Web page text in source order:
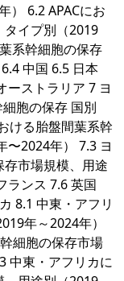
） 6.2 APACにお
タイプ別（2019
系幹細胞の保存
中国 6.5 日本
ーストラリア 7 ヨ
胞の保存 国別
ける胎盤間葉系幹
〜2024年） 7.3 ヨ
市場規模、用途
ランス 7.6 英国
8.1 中東・アフリ
年～2024年）
細胞の保存市場
中東・アフリカに